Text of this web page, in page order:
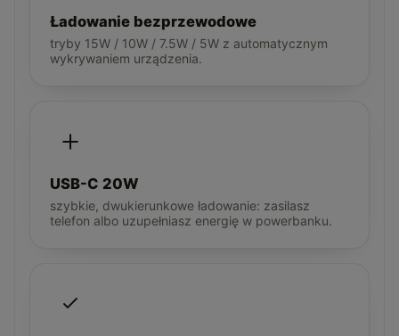
Ładowanie bezprzewodowe
tryby 15W / 10W / 7.5W / 5W z automatycznym
wykrywaniem urządzenia.
USB-C 20W
szybkie, dwukierunkowe ładowanie: zasilasz
telefon albo uzupełniasz energię w powerbanku.